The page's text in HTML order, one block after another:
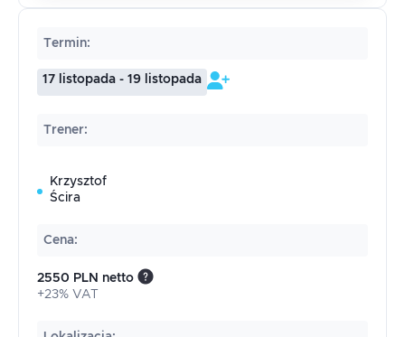
Termin:
17 listopada - 19 listopada
Trener:
Krzysztof
Ścira
Cena:
2550 PLN netto
+23% VAT